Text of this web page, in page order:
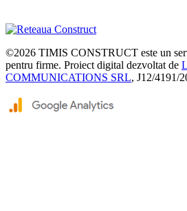
©2026 TIMIS CONSTRUCT este un
pentru firme. Proiect digital dezvoltat de
COMMUNICATIONS SRL, J12/4191/